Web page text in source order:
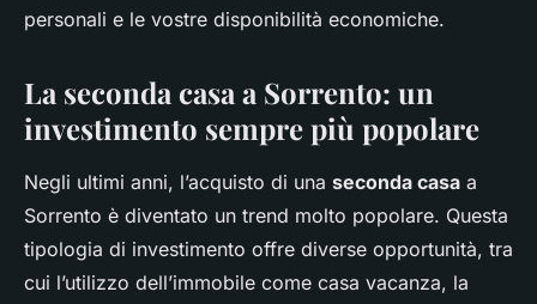
personali e le vostre disponibilità economiche.
La seconda casa a Sorrento: un
investimento sempre più popolare
Negli ultimi anni, l’acquisto di una seconda casa a
Sorrento è diventato un trend molto popolare. Questa
tipologia di investimento offre diverse opportunità, tra
cui l’utilizzo dell’immobile come casa vacanza, la